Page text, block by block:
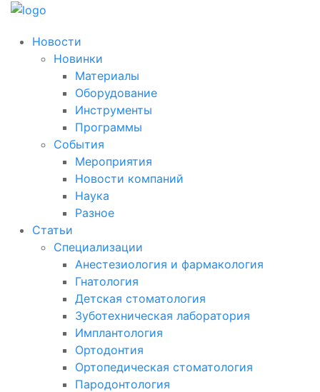
Новости
Новинки
Материалы
Оборудование
Инструменты
Программы
События
Мероприятия
Новости компаний
Наука
Разное
Статьи
Специализации
Анестезиология и фармакология
Гнатология
Детская стоматология
Зуботехническая лаборатория
Имплантология
Ортодонтия
Ортопедическая стоматология
Пародонтология